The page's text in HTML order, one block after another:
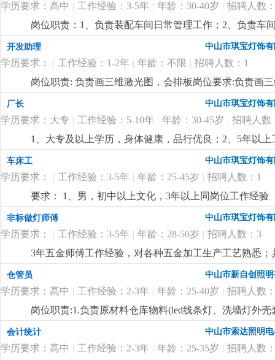
学历要求：高中 | 工作经验：3-5年 | 年龄：30-40岁 | 招聘人数
岗位职责：1、负责装配车间日常管理工作；2、负责车
经验；2、熟悉灯饰（工程灯、非标灯饰）装配流程优先
开发助理 中山市琪宝灯饰
学历要求： | 工作经验：1-2年 | 年龄：不限 | 招聘人数：1
岗位职责: 负责画三维激光图，会排板岗位要求:负责画
厂长 中山市琪宝灯饰
学历要求：大专 | 工作经验：5-10年 | 年龄：30-45岁 | 招聘人数
1、大专及以上学历，身体健康，品行优良；2、5年以
达能力强，思维敏捷，员工激励手法熟练；4、有
定的培训能力，指导帮助下属成长经验丰富；更详细 ...
车床工 中山市琪宝灯饰
学历要求： | 工作经验：3-5年 | 年龄：25-45岁 | 招聘人数：1
要求： 1、男，初中以上文化，3年以上同岗位工作经
程灯饰厂工作经验优先。更详细...
非标做灯师傅 中山市琪宝灯饰
学历要求： | 工作经验：3-5年 | 年龄：28-50岁 | 招聘人数：3
3年五金师傅工作经验，对各种五金加工生产工艺熟悉
尽快想出解决方案。更详细...
仓管员 中山市新自创照
学历要求：高中 | 工作经验：2-3年 | 年龄：25-40岁 | 招聘人数
岗位职责:1.负责原材料仓库物料(led线条灯、洗墙灯外
盘点，保持数据准确性3.负责仓库物料进出单据整理录
会计统计 中山市索达照明
学历要求：高中 | 工作经验：2-3年 | 年龄：25-35岁 | 招聘人数